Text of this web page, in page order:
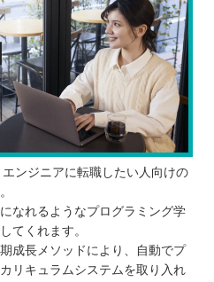
ンジニアに転職したい人向けの
なれるようなプログラミング学
てくれます。
成長メソッドにより、自動でプ
リキュラムシステムを取り入れ